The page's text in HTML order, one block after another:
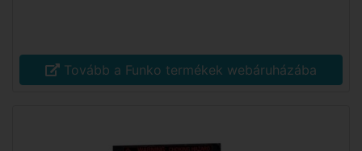
Tovább a Funko termékek webáruházába